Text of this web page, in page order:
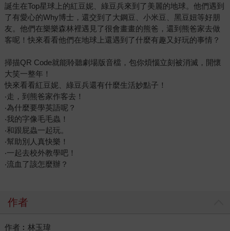
誕生在Top星球上的紅豆妮、綠豆兵來到了美麗的地球。他們遇到
了有愛心的Why博士，還交到了大鋼豆、小米豆、黑豆妞等好朋
友。他們在樂樂森林裡遇見了很會畫畫的熊爸，還到熊爸家去做
客呢！快來看看他們在地球上還遇到了什麼有趣又好玩的事情？
掃描QR Code就能聆聽劇場版音檔，包你煩惱立刻被消滅，開懷
大笑一整年！
快來看看紅豆妮、綠豆兵還有什麼生活妙點子！
‧走，到熊爸家作客去！
‧為什麼要學英語呢？
‧我的字像毛毛蟲！
‧和跟屁蟲一起玩。
‧幫助別人真快樂！
‧一起去校外教學吧！
‧流血了該怎麼辦？
作者
作者︰林玉瑋